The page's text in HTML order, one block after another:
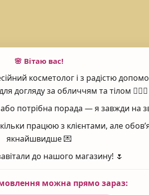
та гликолевую кислоти. Вони ефективно
Після нанесення гелю дію
🌸 Вітаю вас!
косметолог і з радістю
догляду за обличчям та тілом 💆‍♀️✨
потрібна порада — я завжди на
працюю з клієнтами, але
якнайшвидше 💌
до нашого магазину! 🌷
можна прямо зараз: